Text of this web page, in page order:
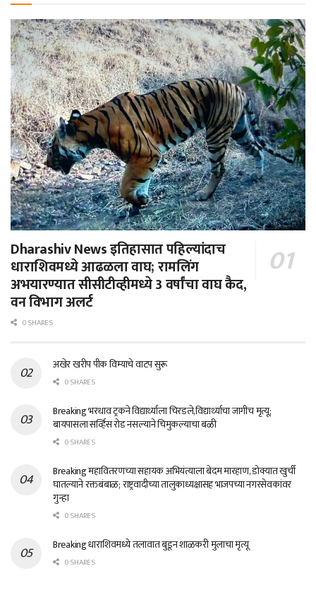
Dharashiv News इतिहासात पहिल्यांदाच
धाराशिवमध्ये आढळला वाघ; रामलिंग
अभयारण्यात सीसीटीव्हीमध्ये 3 वर्षांचा वाघ कैद,
वन विभाग अलर्ट
0 SHARES
अखेर खरीप पीक विम्याचे वाटप सुरू
0 SHARES
Breaking भरधाव ट्रकने विद्यार्थ्याला चिरडले,विद्यार्थ्याचा जागीच मृत्यू;
बायपासला सर्व्हिस रोड नसल्याने चिमुकल्याचा बळी
0 SHARES
Breaking महावितरणच्या सहायक अभियंत्याला बेदम मारहाण, डोक्यात खुर्ची
घातल्याने रक्तबंबाळ; राष्ट्रवादीच्या तालुकाध्यक्षासह भाजपच्या नगरसेवकांवर
गुन्हा
0 SHARES
Breaking धाराशिवमध्ये तलावात बुडून शाळकरी मुलाचा मृत्यू
0 SHARES